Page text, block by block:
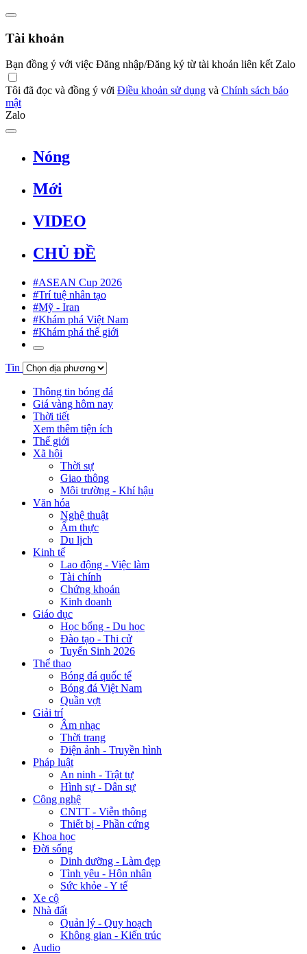
Tài khoản
Bạn đồng ý với việc Đăng nhập/Đăng ký từ tài khoản liên kết Zalo
Tôi đã đọc và đồng ý với Điều khoản sử dụng và Chính sách bảo
mật
Zalo
Nóng
Mới
VIDEO
CHỦ ĐỀ
#ASEAN Cup 2026
#Trí tuệ nhân tạo
#Mỹ - Iran
#Khám phá Việt Nam
#Khám phá thế giới
Tin
Thông tin bóng đá
Giá vàng hôm nay
Thời tiết
Xem thêm tiện ích
Thế giới
Xã hội
Thời sự
Giao thông
Môi trường - Khí hậu
Văn hóa
Nghệ thuật
Ẩm thực
Du lịch
Kinh tế
Lao động - Việc làm
Tài chính
Chứng khoán
Kinh doanh
Giáo dục
Học bổng - Du học
Đào tạo - Thi cử
Tuyển Sinh 2026
Thể thao
Bóng đá quốc tế
Bóng đá Việt Nam
Quần vợt
Giải trí
Âm nhạc
Thời trang
Điện ảnh - Truyền hình
Pháp luật
An ninh - Trật tự
Hình sự - Dân sự
Công nghệ
CNTT - Viễn thông
Thiết bị - Phần cứng
Khoa học
Đời sống
Dinh dưỡng - Làm đẹp
Tình yêu - Hôn nhân
Sức khỏe - Y tế
Xe cộ
Nhà đất
Quản lý - Quy hoạch
Không gian - Kiến trúc
Audio